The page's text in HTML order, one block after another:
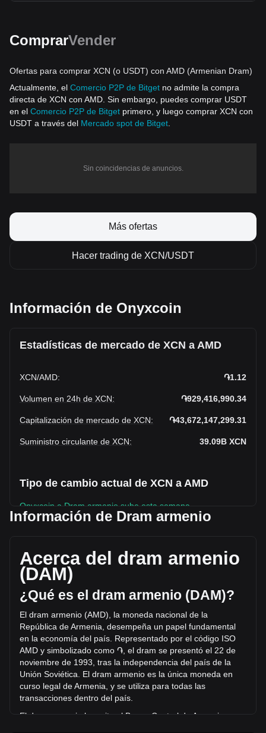
ComprarVender
Ofertas para comprar XCN (o USDT) con AMD (Armenian Dram)
Actualmente, el Comercio P2P de Bitget no admite la compra
directa de XCN con AMD. Sin embargo, puedes comprar USDT
en el Comercio P2P de Bitget primero, y luego comprar XCN con
USDT a través del Mercado spot de Bitget
Sin coincidencias de anuncios.
Más ofertas
Hacer trading de XCN/USDT
Información de Onyxcoin
Estadísticas de mercado de XCN a AMD
XCN/AMD: ֏1.12
Volumen en 24h de XCN: ֏929,416,990.34
Capitalización de mercado de XCN: ֏43,672,147,299.31
Suministro circulante de XCN: 39.09B XCN
Tipo de cambio actual de XCN a AMD
Onyxcoin a Dram armenio sube esta semana.
֏43,672,147,299.31 AMD basada en un suministro
circulante de 39,094,340,000 XCN. El volumen de trading
de Onyxcoin se modificó en un -16.70% (֏-186,302,908.75
AMD) en las últimas 24 horas. El último día de trading, el
volumen de operaciones de XCN fue ֏1,115,719,899.09.
Más información acerca de Onyxcoin en
Bitget
Precio de Onyxcoin
Predicción de precios de Onyxcoin
¿Qué es Onyxcoin (XCN)?
Calculadora de ganancias de Onyxcoin
Información de Dram armenio
Acerca del dram armenio
(DAM)
¿Qué es el dram armenio (DAM)?
El dram armenio (AMD), la moneda nacional de la
República de Armenia, desempeña un papel fundamental
en la economía del país. Representado por el código ISO
AMD y simbolizado como ֏ , el dram se presentó el 22 de
noviembre de 1993, tras la independencia del país de la
Unión Soviética. El dram armenio es la única moneda en
curso legal de Armenia, y se utiliza para todas las
transacciones dentro del país.
El dram armenio lo emite el Banco Central de Armenia.